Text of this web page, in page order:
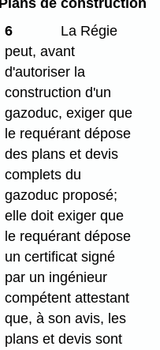
Plans de construction
6
La Régie
peut, avant
d'autoriser la
construction d'un
gazoduc, exiger que
le requérant dépose
des plans et devis
complets du
gazoduc proposé;
elle doit exiger que
le requérant dépose
un certificat signé
par un ingénieur
compétent attestant
que, à son avis, les
plans et devis sont